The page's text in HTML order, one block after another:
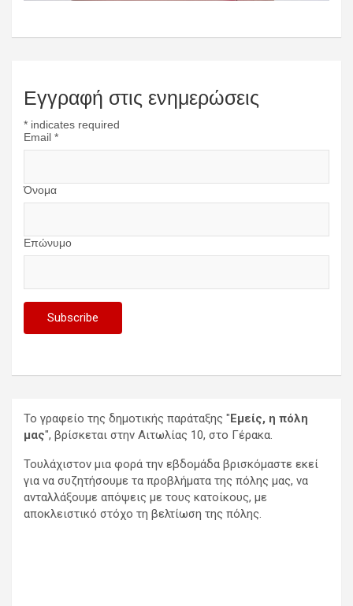
Εγγραφή στις ενημερώσεις
* indicates required
Email *
Όνομα
Επώνυμο
Το γραφείο της δημοτικής παράταξης " Εμείς, η πόλη
μας", βρίσκεται στην Αιτωλίας 10, στο Γέρακα.
Τουλάχιστον μια φορά την εβδομάδα βρισκόμαστε εκεί
για να συζητήσουμε τα προβλήματα της πόλης μας, να
ανταλλάξουμε απόψεις με τους κατοίκους, με
αποκλειστικό στόχο τη βελτίωση της πόλης.